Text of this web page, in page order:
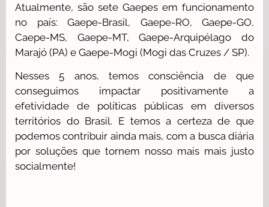
Atualmente, são sete Gaepes em funcionamento
no país: Gaepe-Brasil, Gaepe-RO, Gaepe-GO,
Caepe-MS, Gaepe-MT, Gaepe-Arquipélago do
Marajó (PA) e Gaepe-Mogi (Mogi das Cruzes / SP).
Nesses 5 anos, temos consciência de que
conseguimos impactar positivamente a
efetividade de políticas públicas em diversos
territórios do Brasil. E temos a certeza de que
podemos contribuir ainda mais, com a busca diária
por soluções que tornem nosso mais mais justo
socialmente!